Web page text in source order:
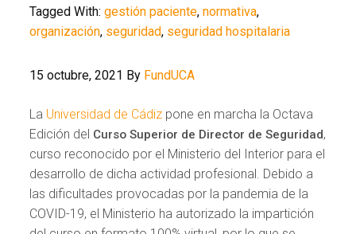
Tagged With:gestión paciente,normativa,
organización, seguridad, seguridad hospitalaria
15 octubre, 2021 By FundUCA
La Universidad de Cádiz pone en marcha la Octava
Edición del Curso Superior de Director de Seguridad,
curso reconocido por el Ministerio del Interior para el
desarrollo de dicha actividad profesional. Debido a
las dificultades provocadas por la pandemia de la
COVID-19, el Ministerio ha autorizado la impartición